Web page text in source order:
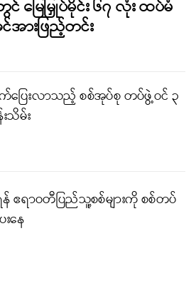
မြေမြှုပ်မိုင်း ၆၇ လုံး ထပ်မံ
င်အားဖြည့်တင်း
ပြေးလာသည့် စစ်အုပ်စု တပ်ဖွဲ့ဝင် ၃
သိမ်း
ဧရာဝတီပြည်သူ့စစ်များကို စစ်တပ်
နေ